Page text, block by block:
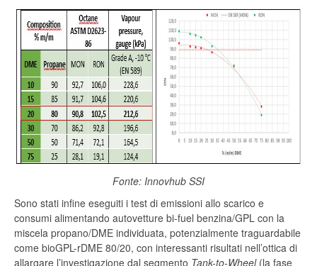
Fonte: Innovhub SSI
Sono stati infine eseguiti i test di emissioni allo scarico e
consumi alimentando autovetture bi-fuel benzina/GPL con la
miscela propano/DME individuata, potenzialmente traguardabile
come bioGPL-rDME 80/20, con interessanti risultati nell’ottica di
allargare l’investigazione dal segmento Tank-to-Wheel(la fase